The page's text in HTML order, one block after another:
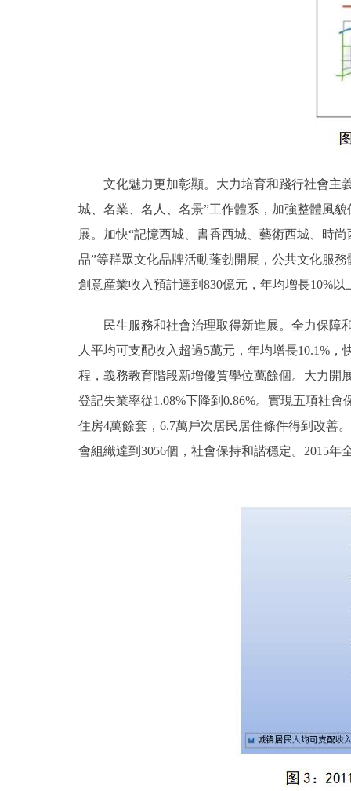
文化魅力更加彰顯。大力培育和踐行社會主義
城、名業、名人、名景”工作體系，加強整體風
展。加快“記憶西城、書香西城、藝術西城、時
品”等群眾文化品牌活動蓬勃開展，公共文化服
創意産業收入預計達到830億元，年均增長10%
民生服務和社會治理取得新進展。全力保障和
人平均可支配收入超過5萬元，年均增長10.1%
程，義務教育階段新增優質學位萬餘個。大力開
登記失業率從1.08%下降到0.86%。實現五項社
住房4萬餘套，6.7萬戶次居民居住條件得到改善
會組織達到3056個，社會保持和諧穩定。2015